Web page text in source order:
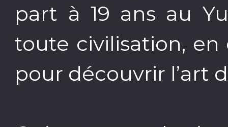
part à 19 ans au
toute civilisation,
pour découvrir l’art